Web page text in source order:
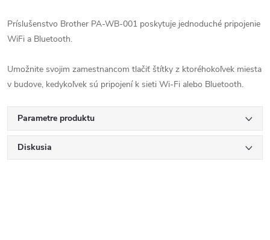
Príslušenstvo Brother PA-WB-001 poskytuje jednoduché pripojenie
WiFi a Bluetooth.
Umožnite svojim zamestnancom tlačiť štítky z ktoréhokoľvek miesta
v budove, kedykoľvek sú pripojení k sieti Wi-Fi alebo Bluetooth.
Parametre produktu
Diskusia